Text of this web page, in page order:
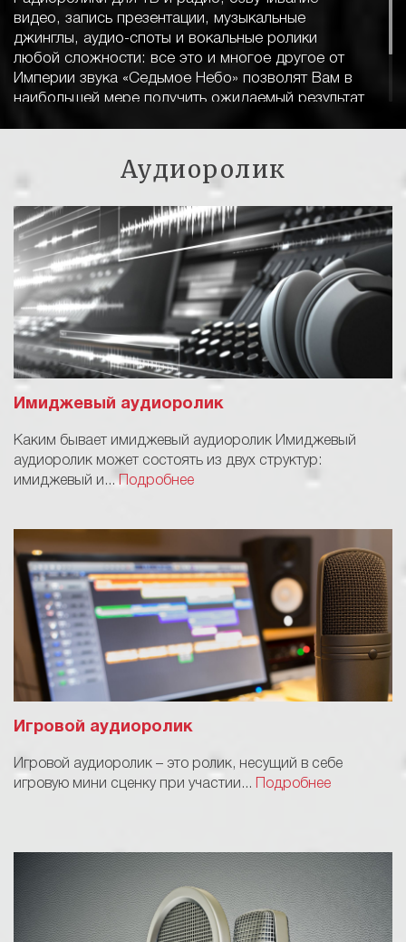
видео, запись презентации, музыкальные
джинглы, аудио-споты и вокальные ролики
любой сложности: все это и многое другое от
Империи звука «Седьмое Небо» позволят Вам в
наибольшей мере получить ожидаемый результат
Аудиоролик
Имиджевый аудиоролик
Каким бывает имиджевый аудиоролик Имиджевый
аудиоролик может состоять из двух структур:
имиджевый и...Подробнее
Игровой аудиоролик
Игровой аудиоролик – это ролик, несущий в себе
игровую мини сценку при участии...
Подробнее